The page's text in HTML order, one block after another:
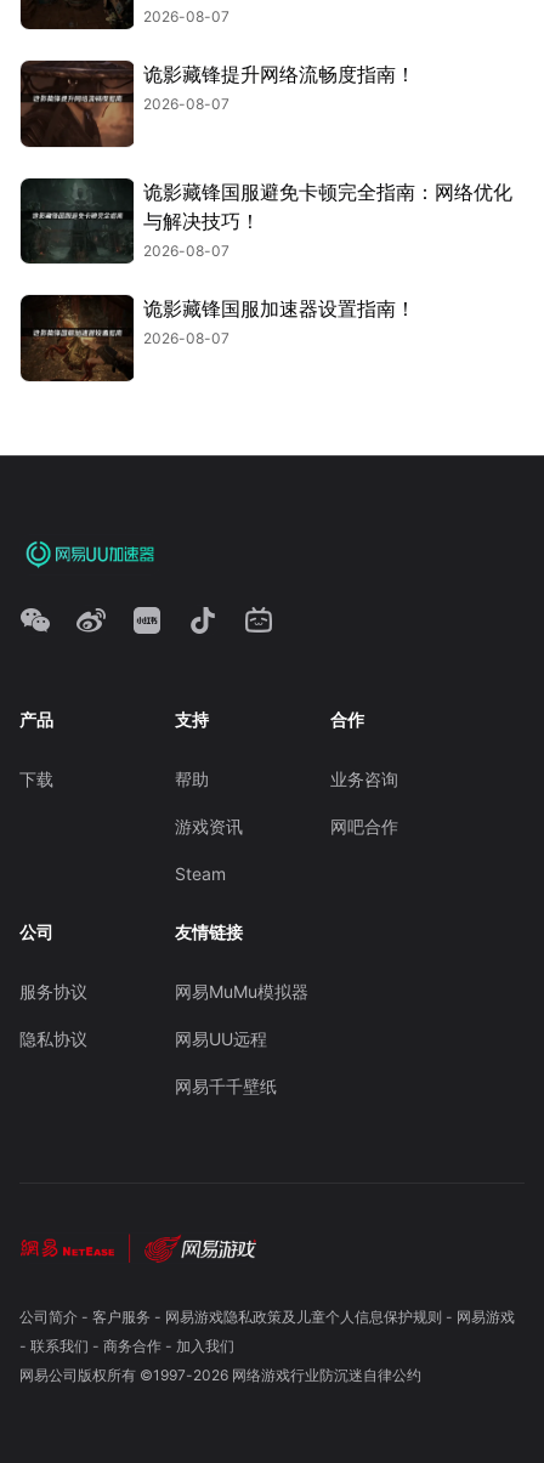
2026-08-07
诡影藏锋提升网络流畅度指南！
2026-08-07
诡影藏锋国服避免卡顿完全指南：网络优化
与解决技巧！
2026-08-07
诡影藏锋国服加速器设置指南！
2026-08-07
产品
下载
支持
帮助
游戏资讯
Steam
合作
业务咨询
网吧合作
公司
服务协议
隐私协议
友情链接
网易MuMu模拟器
网易UU远程
网易千千壁纸
公司简介- 客户服务 - 网易游戏隐私政策及儿童个人信息保护规则 - 网易游戏
- 联系我们 - 商务合作- 加入我们
网易公司版权所有 ©1997-2026 网络游戏行业防沉迷自律公约